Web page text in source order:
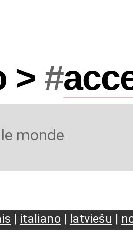
> #
monde
| italiano | latviešu |